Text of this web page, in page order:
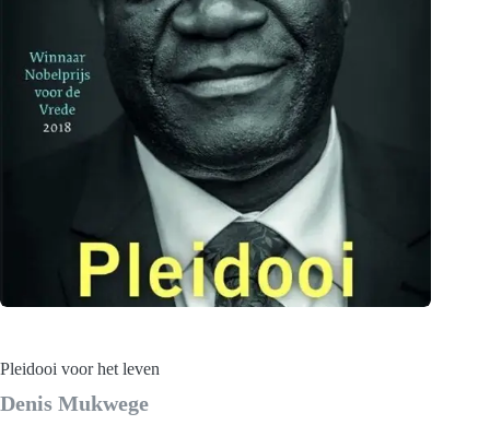
Pleidooi voor het leven
Denis Mukwege